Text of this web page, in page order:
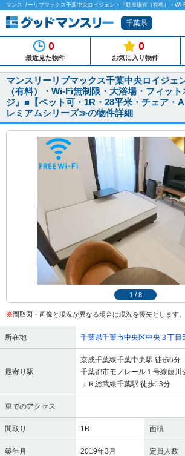
千葉県
0
最近見た物件
0
お気に入り物件
マンスリーリブマックス千葉中央ロイジェ
（有料）・Wi-Fi無制限・大浴場・フィッ
ジ』■【ペット可・1R・28平米・チェア・
レミアムシリーズ≫の物件詳細
1 / 8
※間取図・画像と現況が異なる場合は現況を優先とします。
所在地 千葉県千葉市中央区中央３丁目
最寄り駅
京成千葉線千葉中央駅 徒歩6分
千葉都市モノレール１号線葭川
ＪＲ総武線千葉駅 徒歩13分
車でのアクセス
間取り 1R 面積
築年月 2019年3月 定員人数